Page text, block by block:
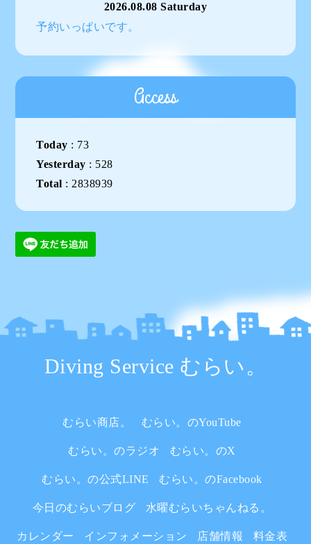
2026.08.08 Saturday
予約いっぱいです。
Access
Today : 73
Yesterday : 528
Total : 2838939
Diving Service むらい。
むらい商店。 むらい。のYouTube
むらい。のラジオ むらい。のX
むらい。の公式LINE むらい。のFacebook
今日のむらいブログ 水曜むらいちゃんねる。
カレンダー インフォメーション 店舗情報 料金表